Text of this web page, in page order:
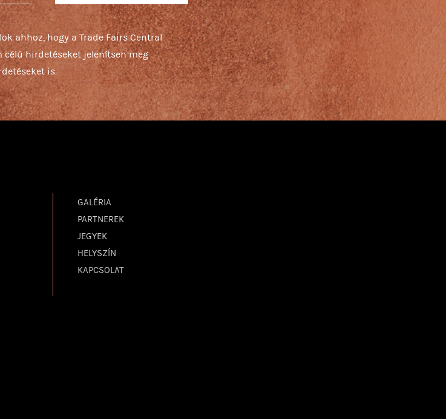
ahhoz, hogy a Trade Fairs Central
hirdetéseket jelenítsen meg
is.
GALÉRIA
PARTNEREK
JEGYEK
HELYSZÍN
KAPCSOLAT